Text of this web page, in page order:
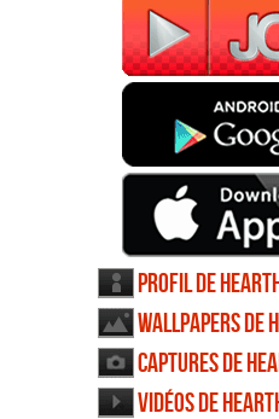
Profil de
Wallpapers de
Captures de
Vidéos de